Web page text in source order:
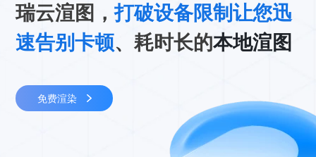
瑞云渲图，打破设备限制让您迅
速告别卡顿、耗时长的本地渲图
免费渲染